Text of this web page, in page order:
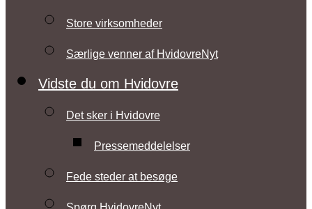
Store virksomheder
Særlige venner af HvidovreNyt
Vidste du om Hvidovre
Det sker i Hvidovre
Pressemeddelelser
Fede steder at besøge